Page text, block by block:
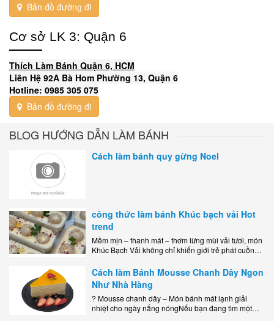
Bản đồ đường đi
Cơ sở LK 3: Quận 6
Thích Làm Bánh Quận 6, HCM
Liên Hệ 92A Bà Hom Phường 13, Quận 6
Hotline: 0985 305 075
Bản đồ đường đi
BLOG HƯỚNG DẪN LÀM BÁNH
Cách làm bánh quy gừng Noel
công thức làm bánh Khúc bạch vải Hot
trend
Mềm mịn – thanh mát – thơm lừng mùi vải tươi, món
Khúc Bạch Vải không chỉ khiến giới trẻ phát cuồng
Cách làm Bánh Mousse Chanh Dây Ngon
Như Nhà Hàng
? Mousse chanh dây – Món bánh mát lạnh giải
nhiệt cho ngày nắng nóngNếu bạn đang tìm một